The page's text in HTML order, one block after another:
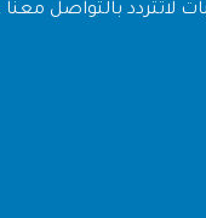
لاتتردد بالتواصل